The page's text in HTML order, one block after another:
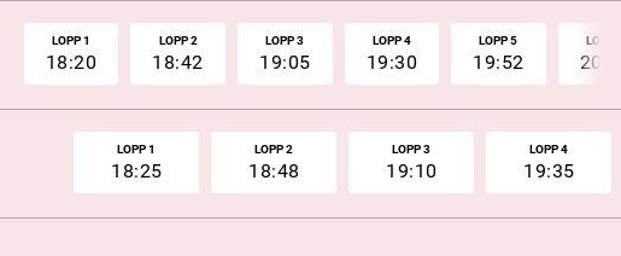
LOPP 1
18:20
LOPP 2
18:42
LOPP 3
19:05
LOPP 4
19:30
LOPP 5
19:52
LOPP 6
20:14
LOPP 1
18:25
LOPP 2
18:48
LOPP 3
19:10
LOPP 4
19:35